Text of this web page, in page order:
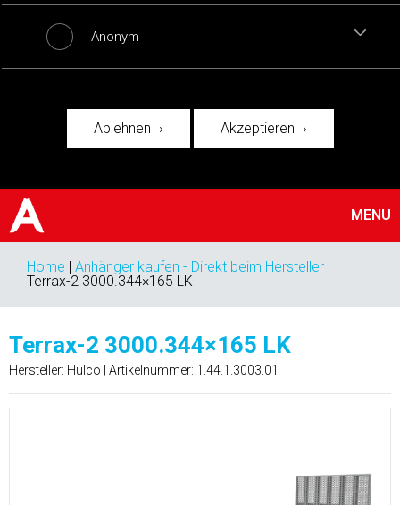
Anonym
Ablehnen Akzeptieren
MENU
Home | Anhänger kaufen - Direkt beim Hersteller |
Terrax-2 3000.344×165 LK
Terrax-2 3000.344×165 LK
Hersteller: Hulco | Artikelnummer: 1.44.1.3003.01